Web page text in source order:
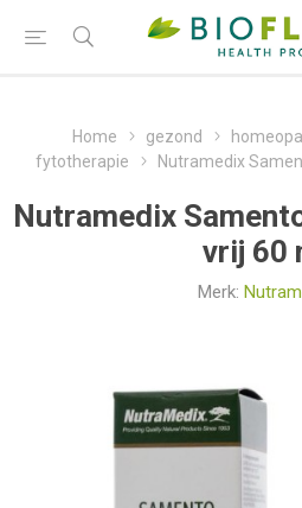
Home gezond
fytotherapie
Nutramedix
Nutramedix
vrij 60
Merk: